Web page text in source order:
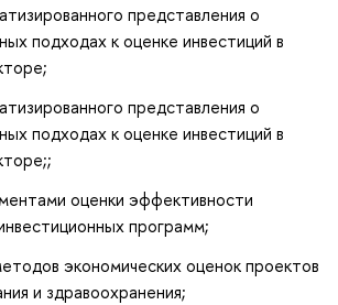
представления о
подходах к оценке инвестиций в
представления о
подходах к оценке инвестиций в
оценки эффективности
программ;
экономических оценок проектов
и здравоохранения;